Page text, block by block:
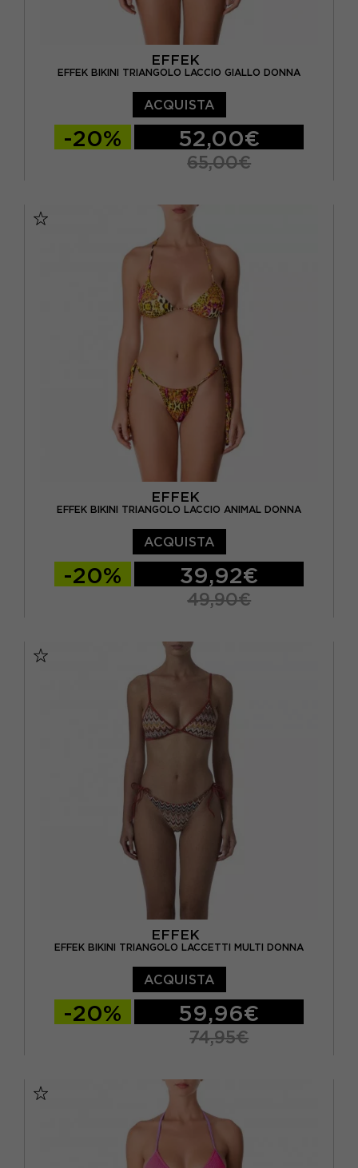
EFFEK
EFFEK BIKINI TRIANGOLO LACCIO GIALLO DONNA
ACQUISTA
-20% 52,00€
65,00€
EFFEK
EFFEK BIKINI TRIANGOLO LACCIO ANIMAL DONNA
ACQUISTA
-20% 39,92€
49,90€
EFFEK
EFFEK BIKINI TRIANGOLO LACCETTI MULTI DONNA
ACQUISTA
-20% 59,96€
74,95€